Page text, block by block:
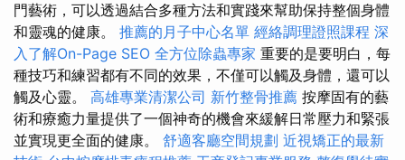
門藝術，可以透過結合多種方法和實踐來幫助保持整個身體
和靈魂的健康。 推薦的月子中心名單 經絡調理證照課程 深
入了解On-Page SEO 全方位除蟲專家 重要的是要明白，每
種技巧和練習都有不同的效果，不僅可以觸及身體，還可以
觸及心靈。 高雄專業清潔公司 新竹整骨推薦 按摩固有的藝
術和療癒力量提供了一個神奇的機會來緩解日常壓力和緊張
並實現更全面的健康。 舒適客廳空間規劃 近視矯正的最新